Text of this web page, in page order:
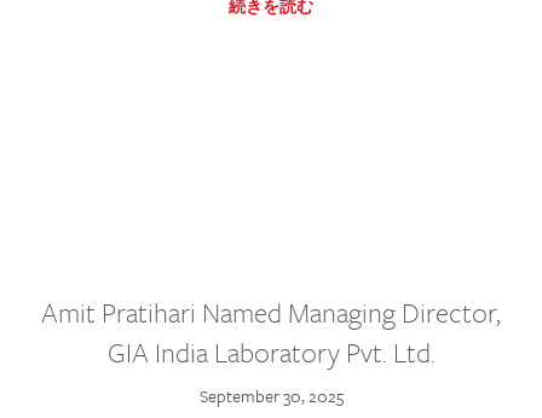
続きを読む
Amit Pratihari Named Managing Director,
GIA India Laboratory Pvt. Ltd.
September 30, 2025